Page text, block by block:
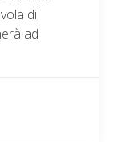
di
ad